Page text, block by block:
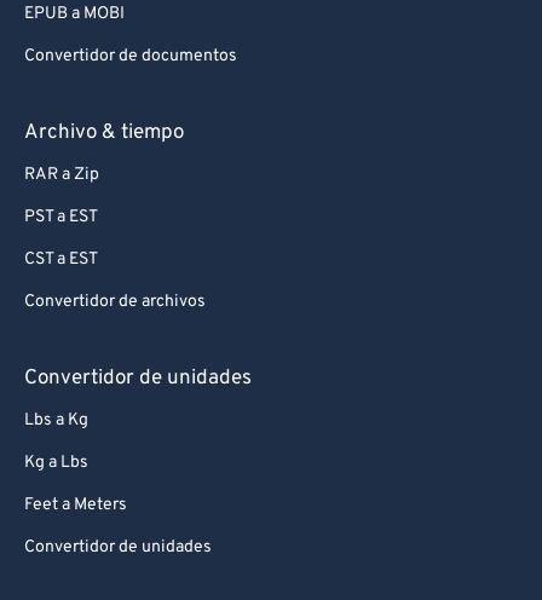
EPUB a MOBI
Convertidor de documentos
Archivo & tiempo
RAR a Zip
PST a EST
CST a EST
Convertidor de archivos
Convertidor de unidades
Lbs a Kg
Kg a Lbs
Feet a Meters
Convertidor de unidades